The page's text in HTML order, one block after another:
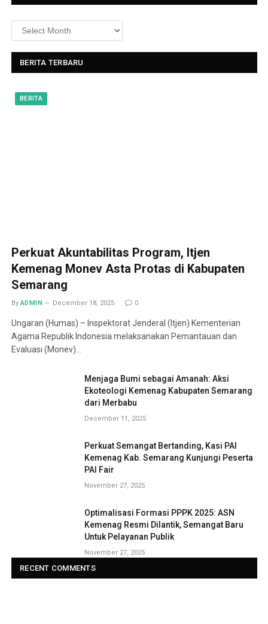
BERITA TERBARU
BERITA
Perkuat Akuntabilitas Program, Itjen
Kemenag Monev Asta Protas di Kabupaten
Semarang
By ADMIN December 18, 2025 0
Ungaran (Humas) – Inspektorat Jenderal (Itjen) Kementerian
Agama Republik Indonesia melaksanakan Pemantauan dan
Evaluasi (Monev)…
Menjaga Bumi sebagai Amanah: Aksi
Ekoteologi Kemenag Kabupaten Semarang
dari Merbabu
December 11, 2025
Perkuat Semangat Bertanding, Kasi PAI
Kemenag Kab. Semarang Kunjungi Peserta
PAI Fair
November 27, 2025
Optimalisasi Formasi PPPK 2025: ASN
Kemenag Resmi Dilantik, Semangat Baru
Untuk Pelayanan Publik
November 27, 2025
RECENT COMMENTS